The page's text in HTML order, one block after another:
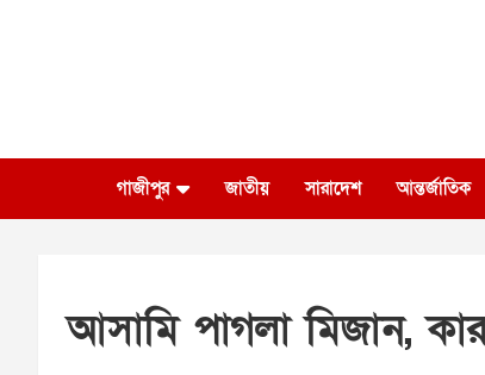
গাজীপুর জাতীয় সারাদেশ আন্তর্জাতিক
আসামি পাগলা মিজান,